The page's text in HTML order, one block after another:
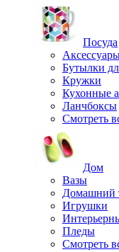
Посуда
Бутылки
Кружки
Кухонные
Ланчбоксы
Смотреть
Дом
Вазы
Домашний
Игрушки
Пледы
Смотреть